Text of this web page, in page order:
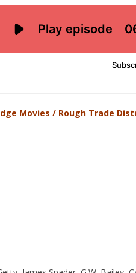
Movies / Rough Trade